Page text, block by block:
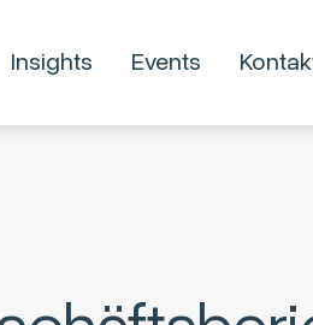
Insights Events